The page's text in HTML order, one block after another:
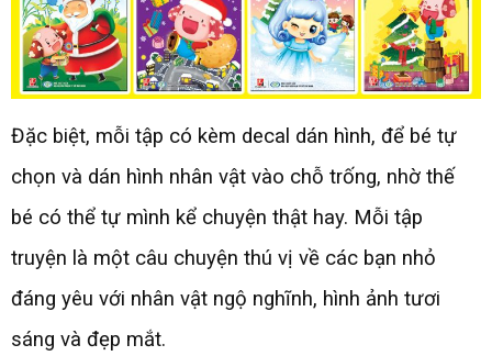
Đặc biệt, mỗi tập có kèm decal dán hình, để bé tự
chọn và dán hình nhân vật vào chỗ trống, nhờ thế
bé có thể tự mình kể chuyện thật hay. Mỗi tập
truyện là một câu chuyện thú vị về các bạn nhỏ
đáng yêu với nhân vật ngộ nghĩnh, hình ảnh tươi
sáng và đẹp mắt.